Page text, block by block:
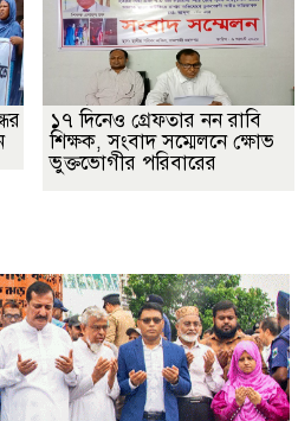
১৭ দিনেও গ্রেফতার নন রাবি
শিক্ষক, সংবাদ সম্মেলনে ক্ষোভ
ভুক্তভোগীর পরিবারের